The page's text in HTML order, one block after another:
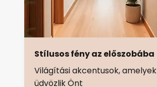
Stílusos fény az előszobába
Világítási akcentusok, amelyek
üdvözlik Önt